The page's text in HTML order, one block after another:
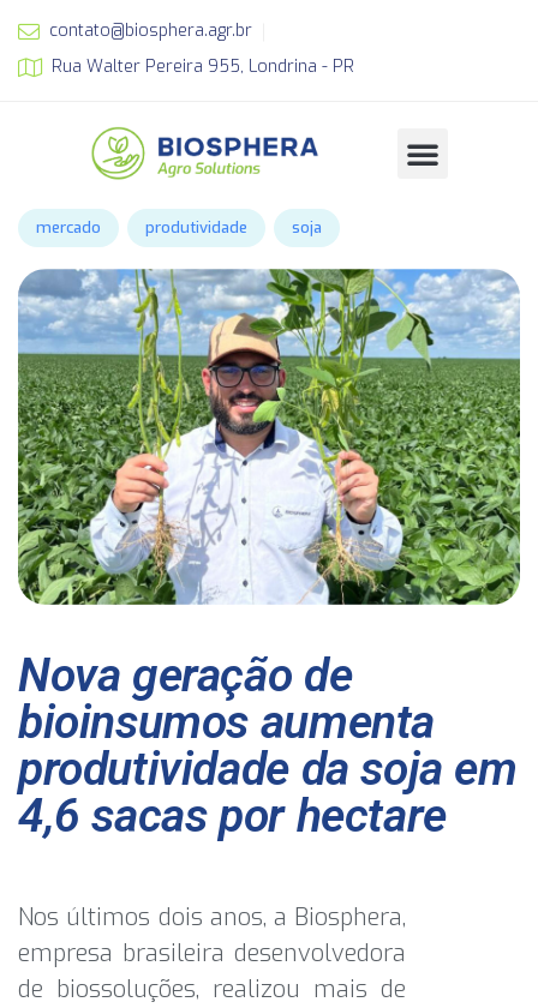
contato@biosphera.agr.br
Rua Walter Pereira 955, Londrina - PR
mercado produtividade soja
Nova geração de
bioinsumos aumenta
produtividade da soja em
4,6 sacas por hectare
Nos últimos dois anos, a Biosphera,
empresa brasileira desenvolvedora
de biossoluções, realizou mais de